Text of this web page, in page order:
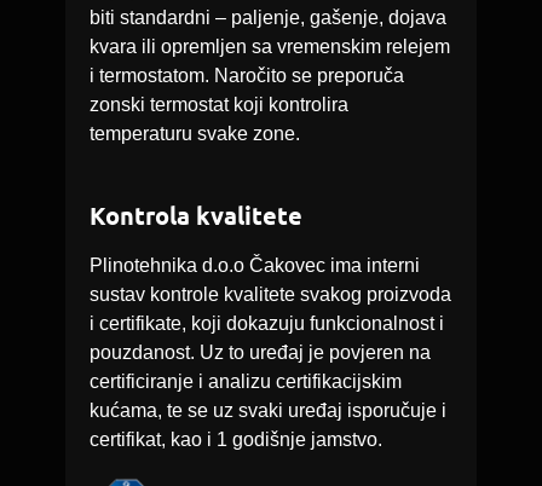
biti standardni – paljenje, gašenje, dojava
kvara ili opremljen sa vremenskim relejem
i termostatom. Naročito se preporuča
zonski termostat koji kontrolira
temperaturu svake zone.
Kontrola kvalitete
Plinotehnika d.o.o Čakovec ima interni
sustav kontrole kvalitete svakog proizvoda
i certifikate, koji dokazuju funkcionalnost i
pouzdanost. Uz to uređaj je povjeren na
certificiranje i analizu certifikacijskim
kućama, te se uz svaki uređaj isporučuje i
certifikat, kao i 1 godišnje jamstvo.